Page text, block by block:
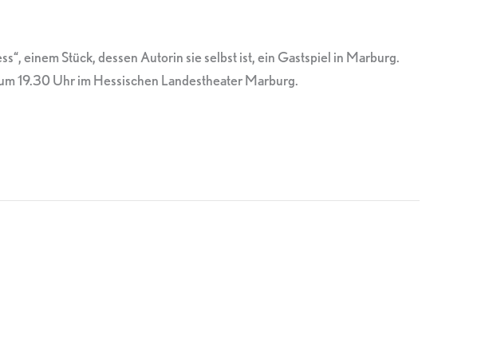
einem Stück, dessen Autorin sie selbst ist, ein Gastspiel in Marburg.
19.30 Uhr im Hessischen Landestheater Marburg.